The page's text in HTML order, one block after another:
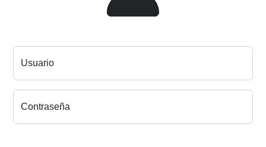
Usuario
Contraseña